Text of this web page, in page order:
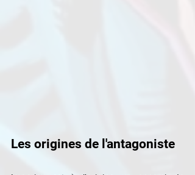
Les origines de l'antagoniste